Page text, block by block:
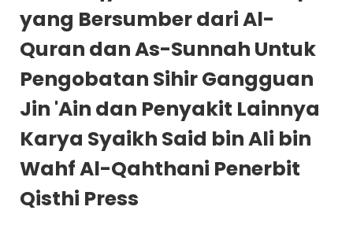
yang Bersumber dari Al-
Quran dan As-Sunnah Untuk
Pengobatan Sihir Gangguan
Jin 'Ain dan Penyakit Lainnya
Karya Syaikh Said bin Ali bin
Wahf Al-Qahthani Penerbit
Qisthi Press